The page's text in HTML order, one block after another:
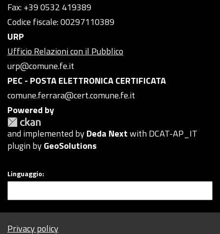
Fax: +39 0532 419389
Codice fiscale: 00297110389
URP
Ufficio Relazioni con il Pubblico
urp@comune.fe.it
PEC - POSTA ELETTRONICA CERTIFICATA
comune.ferrara@cert.comune.fe.it
Powered by
and implemented byDeda Nextwith DCAT-AP_IT
plugin byGeoSolutions
Linguaggio
Privacy policy